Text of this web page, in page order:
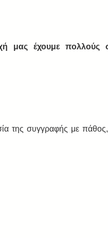
μας έχουμε πολλούς
της συγγραφής με